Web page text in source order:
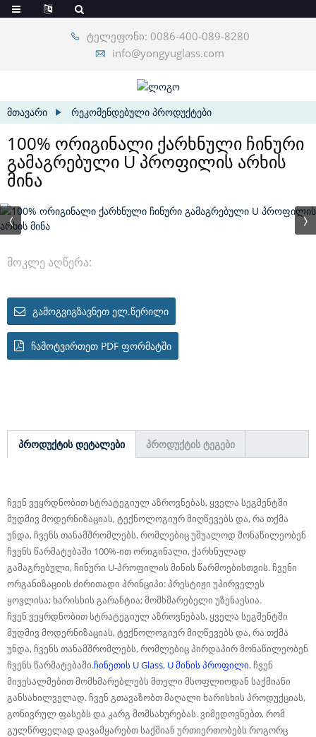
ტელეფონი: 0086-400-089-8280
info@yongyuglass.com
ᲛᲗᲐᲕᲐᲠᲘ ᲠᲔᲙᲝᲛᲔᲜᲓᲔᲑᲣᲚᲘ ᲞᲠᲝᲓᲣᲥᲢᲔᲑᲘ
100% ორიგინალი ქარხნული ჩინური
გამაგრებული U პროფილის არხის
მინა
მოკლე აღწერა:
ᲒᲐᲛᲝᲒᲕᲘᲒᲖᲐᲕᲜᲔᲗ ᲔᲚ.ᲬᲔᲠᲘᲚᲘ
ᲩᲐᲛᲝᲢᲕᲘᲠᲗᲔᲗ PDF ᲤᲝᲠᲛᲐᲢᲨᲘ
ᲞᲠᲝᲓᲣᲥᲢᲘᲡ ᲓᲔᲢᲐᲚᲔᲑᲘ ᲞᲠᲝᲓᲣᲥᲢᲘᲡ ᲢᲔᲒᲔᲑᲘ
ჩვენ ვეყრდნობით სტრატეგიულ აზროვნებას, ყველა სეგმენტში
მუდმივ მოდერნიზაციას, ტექნოლოგიურ მიღწევებს და, რა თქმა
უნდა, ჩვენს თანამშრომლებს, რომლებიც უშუალოდ მონაწილეობენ
ჩვენს წარმატებაში 100%-ით ორიგინალი, ქარხნულად
გამაგრებული, ჩინური U-პროფილის მინის წარმოებისთვის. ჩვენი
ორგანიზაციის ძირითადი პრინციპი: პრესტიჟი უპირველეს
ყოვლისა; ხარისხის გარანტია; მომხმარებელი უზენაესია.
ჩვენ ვეყრდნობით სტრატეგიულ აზროვნებას, ყველა სეგმენტში
მუდმივ მოდერნიზაციას, ტექნოლოგიურ მიღწევებს და, რა თქმა
უნდა, ჩვენს თანამშრომლებს, რომლებიც პირდაპირ მონაწილეობენ
ჩვენს წარმატებაში.ჩინეთის U Glass, U მინის პროფილი, ჩვენ
მივესალმებით მომხმარებლებს მთელი მსოფლიოდან საქმიანი
განსახილველად. ჩვენ გთავაზობთ მაღალი ხარისხის პროდუქციას,
გონივრულ ფასებს და კარგ მომსახურებას. ვიმედოვნებთ, რომ
გულწრფელად დავამყარებთ საქმიან ურთიერთობებს როგორც